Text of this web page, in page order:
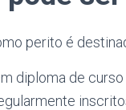
perito é
diploma de